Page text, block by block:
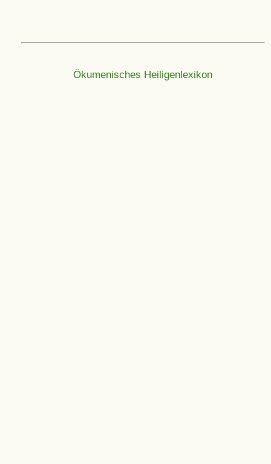
Ökumenisches Heiligenlexikon